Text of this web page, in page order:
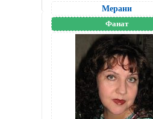
Мерани
Фанат